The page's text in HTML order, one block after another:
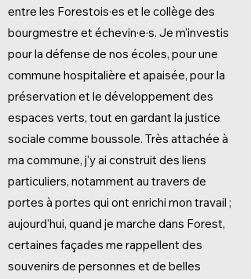
entre les Forestois·es et le collège des
bourgmestre et échevin·e·s. Je m'investis
pour la défense de nos écoles, pour une
commune hospitalière et apaisée, pour la
préservation et le développement des
espaces verts, tout en gardant la justice
sociale comme boussole. Très attachée à
ma commune, j'y ai construit des liens
particuliers, notamment au travers de
portes à portes qui ont enrichi mon travail ;
aujourd'hui, quand je marche dans Forest,
certaines façades me rappellent des
souvenirs de personnes et de belles